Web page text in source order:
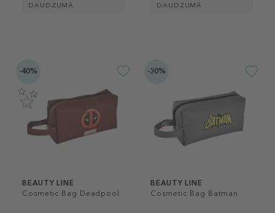
DAUDZUMĀ
DAUDZUMĀ
-40%
BEAUTY LINE
Cosmetic Bag Deadpool
-30%
BEAUTY LINE
Cosmetic Bag Batman